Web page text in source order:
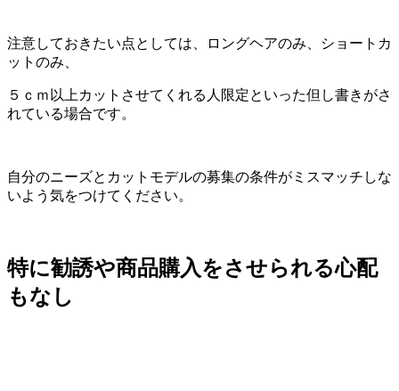
注意しておきたい点としては、ロングヘアのみ、ショートカ
ットのみ、
５ｃｍ以上カットさせてくれる人限定といった但し書きがさ
れている場合です。
自分のニーズとカットモデルの募集の条件がミスマッチしな
いよう気をつけてください。
特に勧誘や商品購入をさせられる心配
もなし